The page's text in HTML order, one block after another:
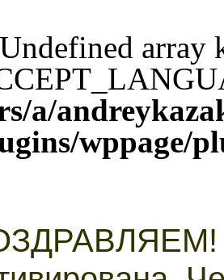
array
a/
wppage/